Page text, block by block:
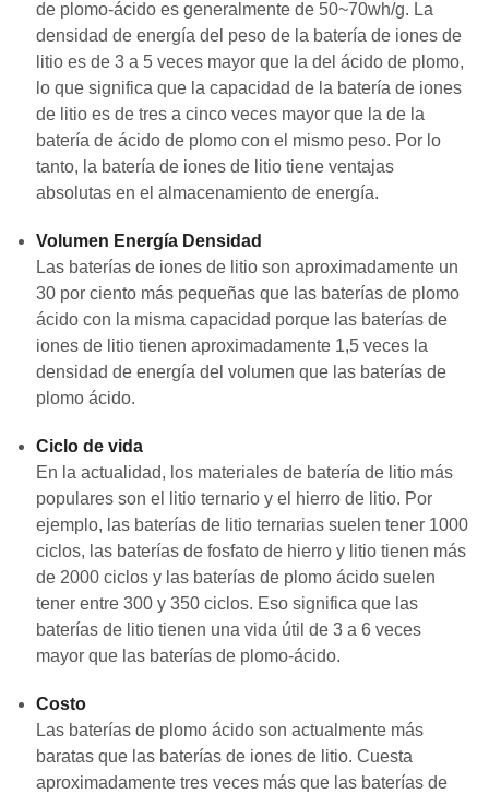
de plomo-ácido es generalmente de 50~70wh/g. La
densidad de energía del peso de la batería de iones de
litio es de 3 a 5 veces mayor que la del ácido de plomo,
lo que significa que la capacidad de la batería de iones
de litio es de tres a cinco veces mayor que la de la
batería de ácido de plomo con el mismo peso. Por lo
tanto, la batería de iones de litio tiene ventajas
absolutas en el almacenamiento de energía.
Volumen Energía Densidad
Las baterías de iones de litio son aproximadamente un
30 por ciento más pequeñas que las baterías de plomo
ácido con la misma capacidad porque las baterías de
iones de litio tienen aproximadamente 1,5 veces la
densidad de energía del volumen que las baterías de
plomo ácido.
Ciclo de vida
En la actualidad, los materiales de batería de litio más
populares son el litio ternario y el hierro de litio. Por
ejemplo, las baterías de litio ternarias suelen tener 1000
ciclos, las baterías de fosfato de hierro y litio tienen más
de 2000 ciclos y las baterías de plomo ácido suelen
tener entre 300 y 350 ciclos. Eso significa que las
baterías de litio tienen una vida útil de 3 a 6 veces
mayor que las baterías de plomo-ácido.
Costo
Las baterías de plomo ácido son actualmente más
baratas que las baterías de iones de litio. Cuesta
aproximadamente tres veces más que las baterías de